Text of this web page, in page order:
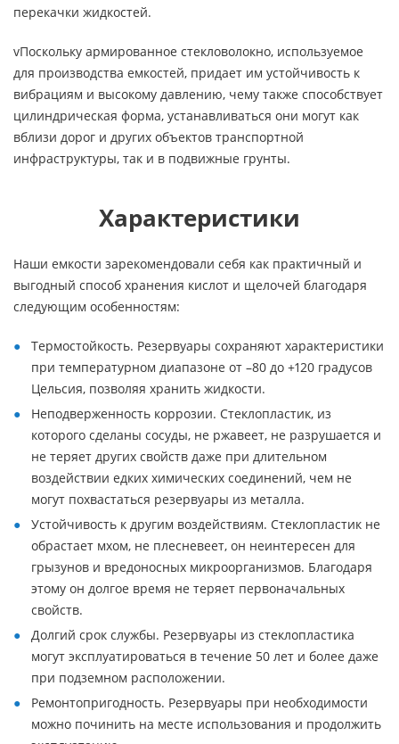
перекачки жидкостей.
vПоскольку армированное стекловолокно, используемое
для производства емкостей, придает им устойчивость к
вибрациям и высокому давлению, чему также способствует
цилиндрическая форма, устанавливаться они могут как
вблизи дорог и других объектов транспортной
инфраструктуры, так и в подвижные грунты.
Характеристики
Наши емкости зарекомендовали себя как практичный и
выгодный способ хранения кислот и щелочей благодаря
следующим особенностям:
Термостойкость. Резервуары сохраняют характеристики
при температурном диапазоне от –80 до +120 градусов
Цельсия, позволяя хранить жидкости.
Неподверженность коррозии. Стеклопластик, из
которого сделаны сосуды, не ржавеет, не разрушается и
не теряет других свойств даже при длительном
воздействии едких химических соединений, чем не
могут похвастаться резервуары из металла.
Устойчивость к другим воздействиям. Стеклопластик не
обрастает мхом, не плесневеет, он неинтересен для
грызунов и вредоносных микроорганизмов. Благодаря
этому он долгое время не теряет первоначальных
свойств.
Долгий срок службы. Резервуары из стеклопластика
могут эксплуатироваться в течение 50 лет и более даже
при подземном расположении.
Ремонтопригодность. Резервуары при необходимости
можно починить на месте использования и продолжить